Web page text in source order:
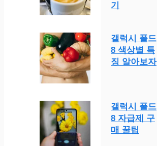
기
갤럭시 폴드
8 색상별 특
징 알아보자
갤럭시 폴드
8 자급제 구
매 꿀팁